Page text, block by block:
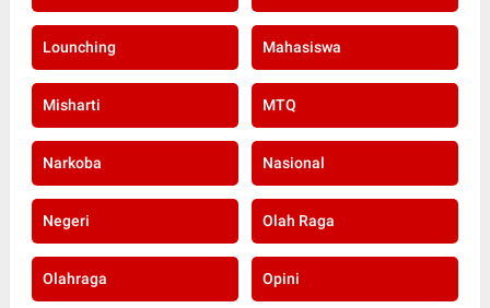
Lounching Mahasiswa
Misharti MTQ
Narkoba Nasional
Negeri Olah Raga
Olahraga Opini